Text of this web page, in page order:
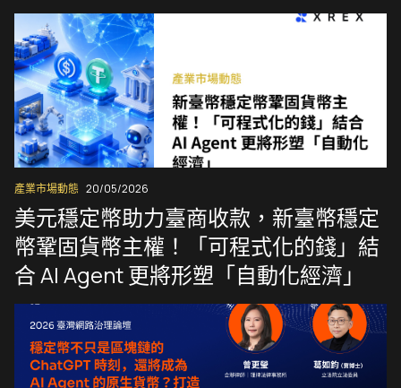
產業市場動態 20/05/2026
美元穩定幣助力臺商收款，新臺幣穩定
幣鞏固貨幣主權！「可程式化的錢」結
合 AI Agent 更將形塑「自動化經濟」